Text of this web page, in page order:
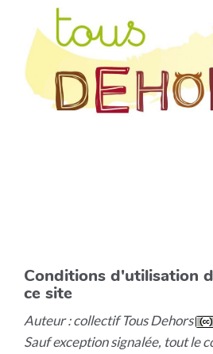
Conditions d'utilisation
ce site
Auteur : collectif Tous Dehors
Sauf exception signalée, tout le